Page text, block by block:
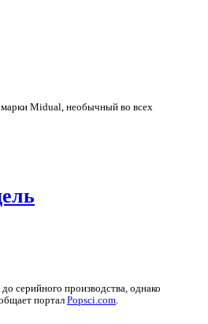
марки Midual, необычный во всех
серийного производства, однако
портал Popsci.com.